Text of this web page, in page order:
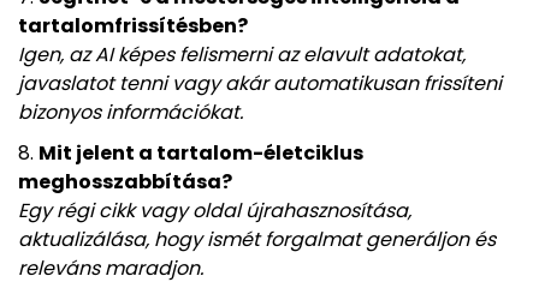
tartalomfrissítésben?
Igen, az AI képes felismerni az elavult adatokat,
javaslatot tenni vagy akár automatikusan frissíteni
bizonyos információkat.
Mit jelent a tartalom-életciklus
meghosszabbítása?
Egy régi cikk vagy oldal újrahasznosítása,
aktualizálása, hogy ismét forgalmat generáljon és
releváns maradjon.